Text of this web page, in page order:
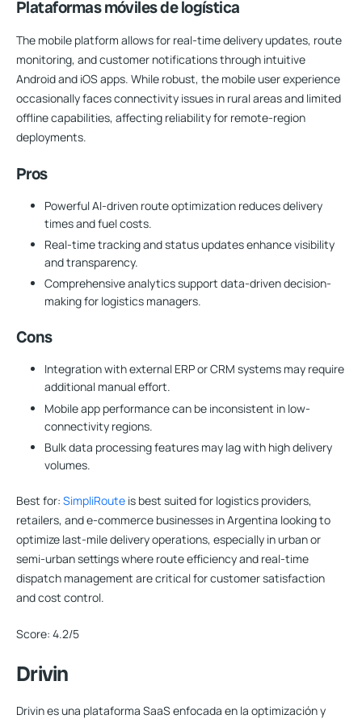
Plataformas móviles de logística
The mobile platform allows for real-time delivery updates, route
monitoring, and customer notifications through intuitive
Android and iOS apps. While robust, the mobile user experience
occasionally faces connectivity issues in rural areas and limited
offline capabilities, affecting reliability for remote-region
deployments.
Pros
Powerful AI-driven route optimization reduces delivery
times and fuel costs.
Real-time tracking and status updates enhance visibility
and transparency.
Comprehensive analytics support data-driven decision-
making for logistics managers.
Cons
Integration with external ERP or CRM systems may require
additional manual effort.
Mobile app performance can be inconsistent in low-
connectivity regions.
Bulk data processing features may lag with high delivery
volumes.
Best for: SimpliRoute is best suited for logistics providers,
retailers, and e-commerce businesses in Argentina looking to
optimize last-mile delivery operations, especially in urban or
semi-urban settings where route efficiency and real-time
dispatch management are critical for customer satisfaction
and cost control.
Score: 4.2/5
Drivin
Drivin es una plataforma SaaS enfocada en la optimización y